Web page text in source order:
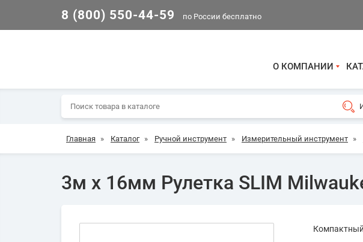
8 (800) 550-44-59 по России бесплатно
О КОМПАНИИ
Главная » Каталог » Ручной инструмент » Измерительный инструмент »
3м х 16мм Рулетка SLIM